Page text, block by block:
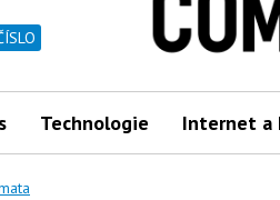
Technologie Internet a